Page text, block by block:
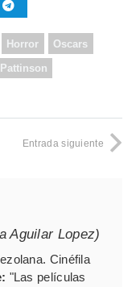
Horror Oscars
Entrada siguiente
Aguilar Lopez)
Cinéfila
"Las películas